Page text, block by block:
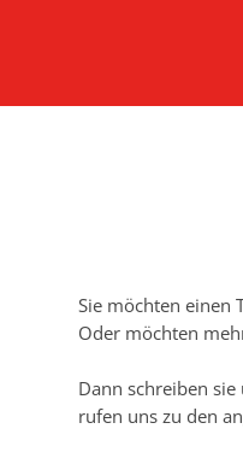
Sie möchten einen
‍Oder möchten
Dann schreiben sie
rufen uns zu den